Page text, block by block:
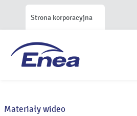
Strona korporacyjna
Materiały wideo